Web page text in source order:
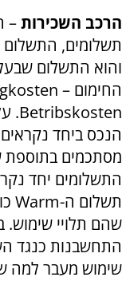
הרכב השכירות–
תשלומים, התשלום
והוא התשלום
החימום –
Betribskosten
.
הנכס ביחד
מסתכמים בתוספת של 15-25 אחוזים
התשלומים יחד
תשלום ה-Warm
שהם תלויי
התחשבנות כנגד
שימוש מעבר למה